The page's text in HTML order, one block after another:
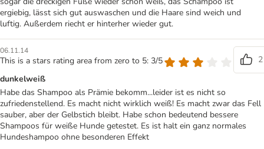
ergiebig, lässt sich gut auswaschen und die Haare sind weich und
luftig. Außerdem riecht er hinterher wieder gut.
06.11.14
This is a stars rating area from zero to 5: 3/5
2
dunkelweiß
Habe das Shampoo als Prämie bekomm...leider ist es nicht so
zufriedenstellend. Es macht nicht wirklich weiß! Es macht zwar das Fell
sauber, aber der Gelbstich bleibt. Habe schon bedeutend bessere
Shampoos für weiße Hunde getestet. Es ist halt ein ganz normales
Hundeshampoo ohne besonderen Effekt